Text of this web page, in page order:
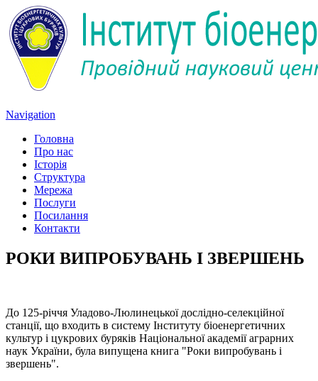
Navigation
Головна
Про нас
Історія
Структура
Мережа
Послуги
Посилання
Контакти
РОКИ ВИПРОБУВАНЬ І ЗВЕРШЕНЬ
До 125-річчя Уладово-Люлинецької дослідно-селекційної
станції, що входить в систему Інституту біоенергетичних
культур і цукрових буряків Національної академії аграрних
наук України, була випущена книга "Роки випробувань і
звершень".